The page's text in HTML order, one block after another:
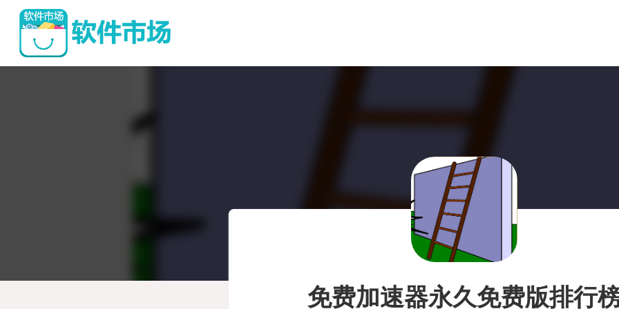
免费加速器永久免费版排行